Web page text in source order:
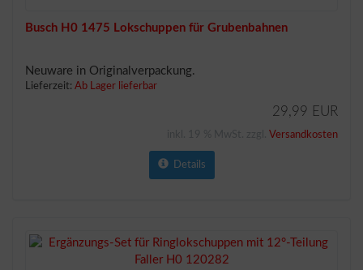
Busch H0 1475 Lokschuppen für Grubenbahnen
Neuware in Originalverpackung.
Lieferzeit: Ab Lager lieferbar
29,99 EUR
Versandkosten
Details